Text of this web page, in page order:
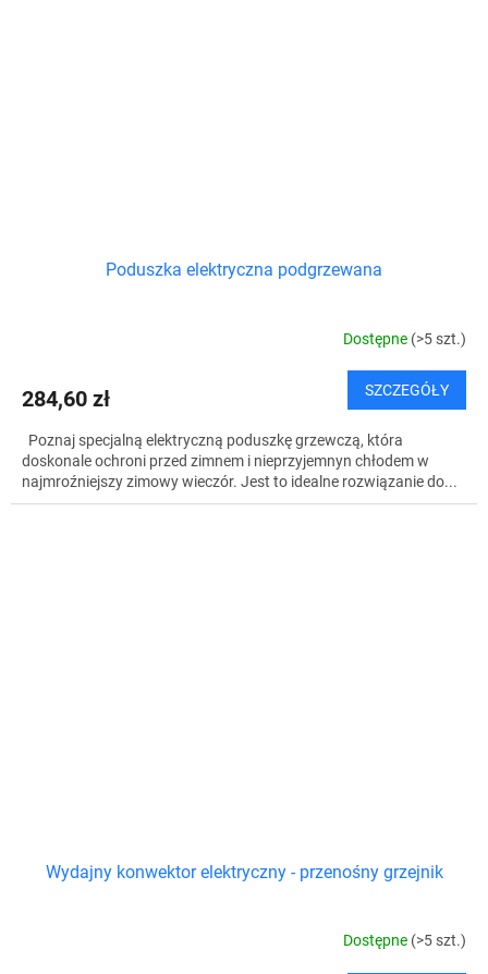
Poduszka elektryczna podgrzewana
Dostępne (>5 szt.)
284,60 zł SZCZEGÓŁY
Poznaj specjalną elektryczną poduszkę grzewczą, która
doskonale ochroni przed zimnem i nieprzyjemnyn chłodem w
najmroźniejszy zimowy wieczór. Jest to idealne rozwiązanie do...
Wydajny konwektor elektryczny - przenośny grzejnik
Dostępne (>5 szt.)